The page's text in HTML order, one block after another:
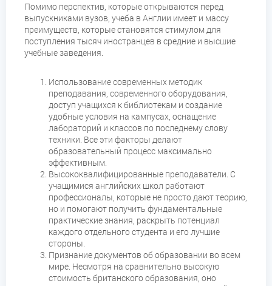
Помимо перспектив, которые открываются перед
выпускниками вузов, учеба в Англии имеет и массу
преимуществ, которые становятся стимулом для
поступления тысяч иностранцев в средние и высшие
учебные заведения.
Использование современных методик
преподавания, современного оборудования,
доступ учащихся к библиотекам и создание
удобные условия на кампусах, оснащение
лабораторий и классов по последнему слову
техники. Все эти факторы делают
образовательный процесс максимально
эффективным.
Высококвалифицированные преподаватели. С
учащимися английских школ работают
профессионалы, которые не просто дают теорию,
но и помогают получить фундаментальные
практические знания, раскрыть потенциал
каждого отдельного студента и его лучшие
стороны.
Признание документов об образовании во всем
мире. Несмотря на сравнительно высокую
стоимость британского образования, оно